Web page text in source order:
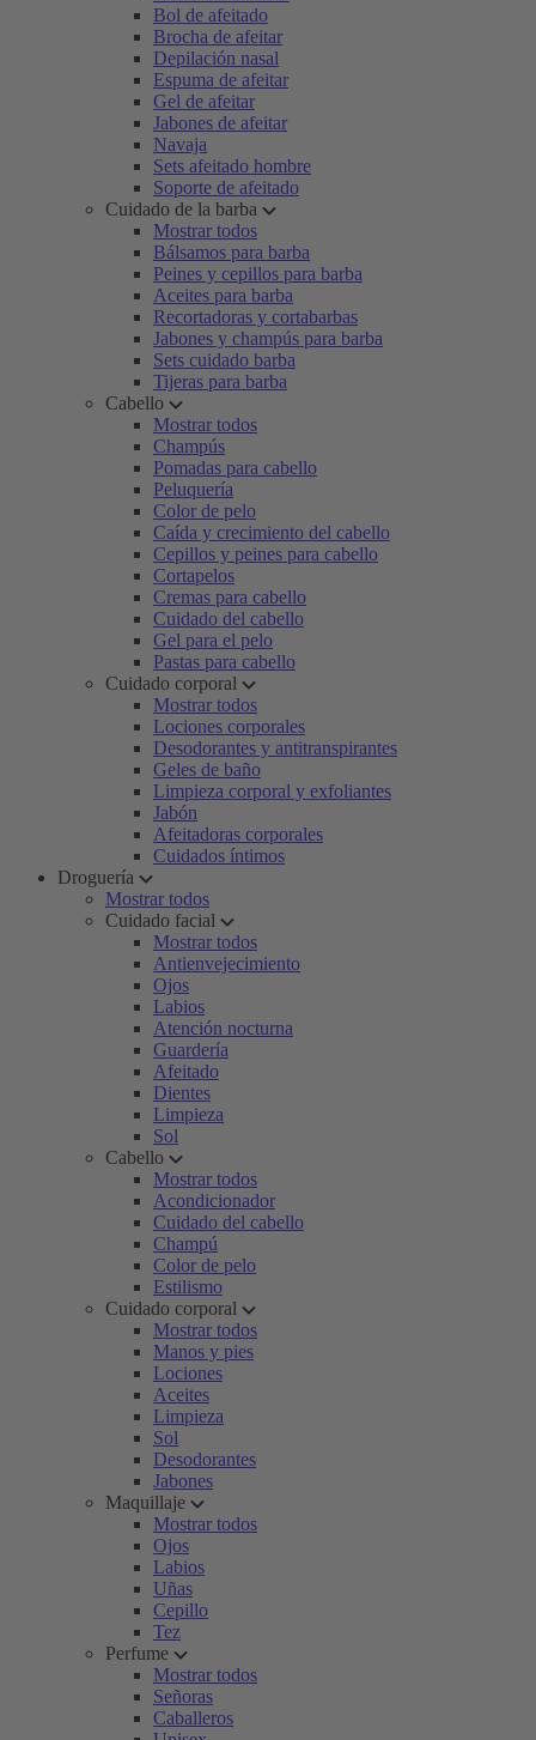
Bol de afeitado
Brocha de afeitar
Depilación nasal
Espuma de afeitar
Gel de afeitar
Jabones de afeitar
Navaja
Sets afeitado hombre
Soporte de afeitado
Cuidado de la barba
Mostrar todos
Bálsamos para barba
Peines y cepillos para barba
Aceites para barba
Recortadoras y cortabarbas
Jabones y champús para barba
Sets cuidado barba
Tijeras para barba
Cabello
Mostrar todos
Champús
Pomadas para cabello
Peluquería
Color de pelo
Caída y crecimiento del cabello
Cepillos y peines para cabello
Cortapelos
Cremas para cabello
Cuidado del cabello
Gel para el pelo
Pastas para cabello
Cuidado corporal
Mostrar todos
Lociones corporales
Desodorantes y antitranspirantes
Geles de baño
Limpieza corporal y exfoliantes
Jabón
Afeitadoras corporales
Cuidados íntimos
Droguería
Mostrar todos
Cuidado facial
Mostrar todos
Antienvejecimiento
Ojos
Labios
Atención nocturna
Guardería
Afeitado
Dientes
Limpieza
Sol
Cabello
Mostrar todos
Acondicionador
Cuidado del cabello
Champú
Color de pelo
Estilismo
Cuidado corporal
Mostrar todos
Manos y pies
Lociones
Aceites
Limpieza
Sol
Desodorantes
Jabones
Maquillaje
Mostrar todos
Ojos
Labios
Uñas
Cepillo
Tez
Perfume
Mostrar todos
Señoras
Caballeros